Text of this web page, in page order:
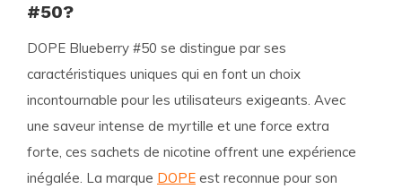
#50?
DOPE Blueberry #50 se distingue par ses
caractéristiques uniques qui en font un choix
incontournable pour les utilisateurs exigeants. Avec
une saveur intense de myrtille et une force extra
forte, ces sachets de nicotine offrent une expérience
inégalée. La marque DOPE est reconnue pour son